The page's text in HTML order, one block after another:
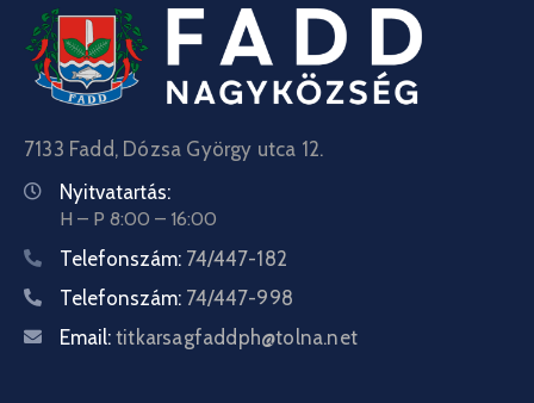
7133 Fadd, Dózsa György utca 12.
Nyitvatartás:
H – P 8:00 – 16:00
Telefonszám: 74/447-182
Telefonszám: 74/447-998
Email: titkarsagfaddph@tolna.net